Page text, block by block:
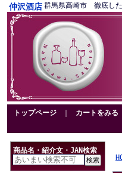
仲沢酒店 群馬県高崎市 徹底し
トップページ カートをみる
商品名・紹介文・JAN検索